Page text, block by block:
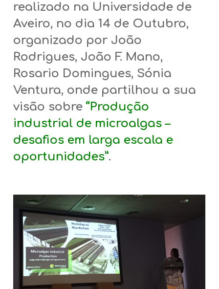
realizado na Universidade de
Aveiro, no dia 14 de Outubro,
organizado por João
Rodrigues, João F. Mano,
Rosario Domingues, Sónia
Ventura, onde partilhou a sua
visão sobre “Produção
industrial de microalgas –
desafios em larga escala e
oportunidades”.